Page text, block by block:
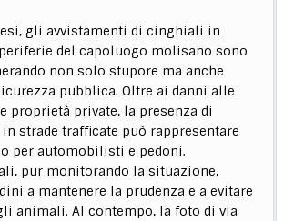
gli avvistamenti di cinghiali in
del capoluogo molisano sono
non solo stupore ma anche
pubblica. Oltre ai danni alle
proprietà private, la presenza di
strade trafficate può rappresentare
per automobilisti e pedoni.
pur monitorando la situazione,
a mantenere la prudenza e a evitare
animali. Al contempo, la foto di via